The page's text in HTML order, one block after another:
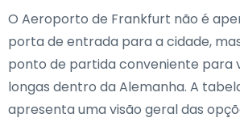
O Aeroporto de Frankfurt não é
porta de entrada para a cidade,
ponto de partida conveniente para
longas dentro da Alemanha. A
apresenta uma visão geral das